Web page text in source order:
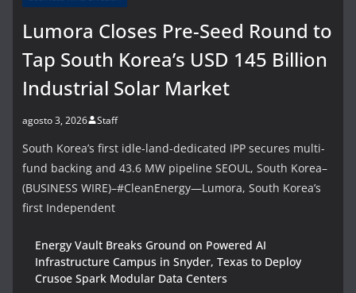
Lumora Closes Pre-Seed Round to
Tap South Korea’s USD 145 Billion
Industrial Solar Market
agosto 3, 2026 Staff
South Korea’s first idle-land-dedicated IPP secures multi-
fund backing and 43.6 MW pipeline SEOUL, South Korea–
(BUSINESS WIRE)–#CleanEnergy—Lumora, South Korea’s
first Independent
Energy Vault Breaks Ground on Powered AI
Infrastructure Campus in Snyder, Texas to Deploy
Crusoe Spark Modular Data Centers